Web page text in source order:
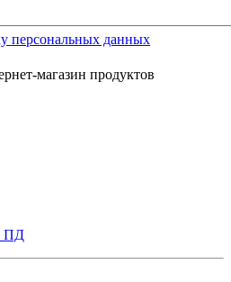
персональных данных
магазин продуктов
ПД